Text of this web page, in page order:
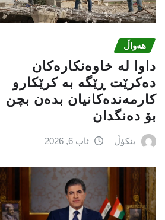
هەواڵ
داوا لە خاوەنکارەکان
دەکرێت ڕێگە بە کرێکارو
کارمەندەکانیان بدەن بچن
بۆ دەنگدان
بنکۆڵ ئاب 6, 2026